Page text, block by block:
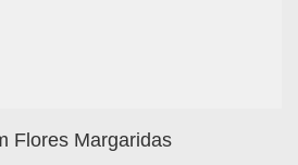
Flores Margaridas